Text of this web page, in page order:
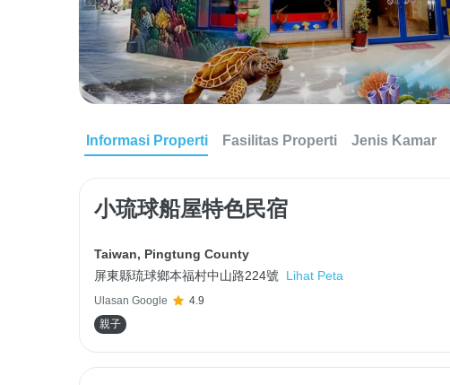
Informasi Properti Fasilitas Properti Jenis Kamar
小琉球船屋特色民宿
Taiwan, Pingtung County
屏東縣琉球鄉本福村中山路224號
Lihat Peta
Ulasan Google
4.9
親子